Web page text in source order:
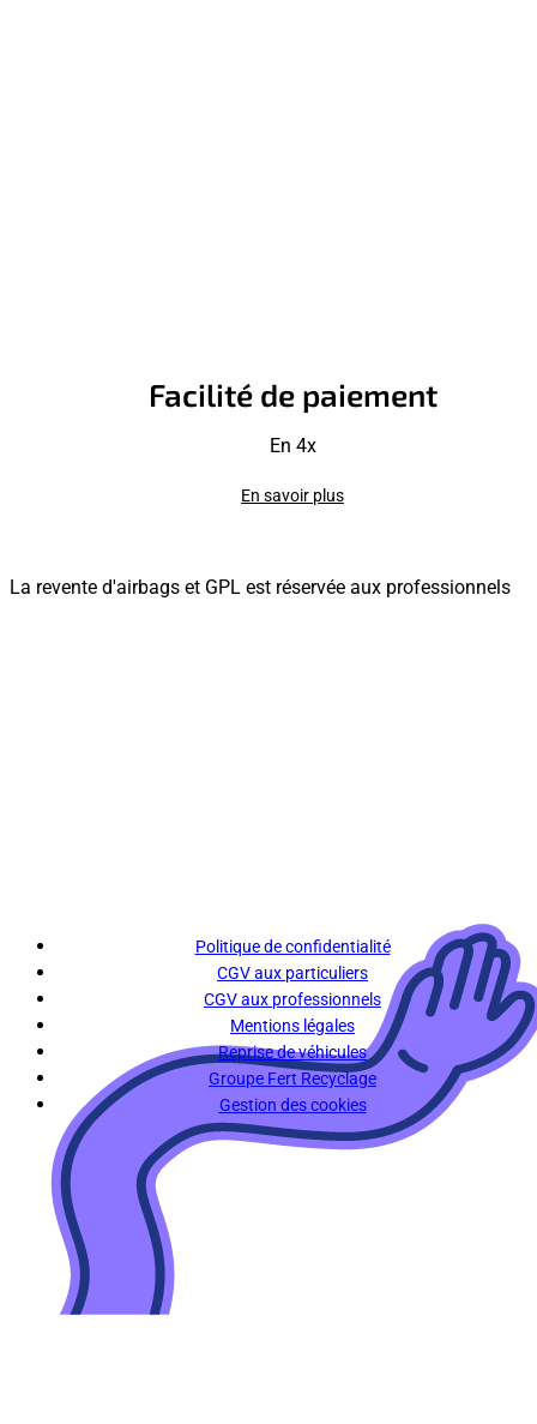
Facilité de paiement
En 4x
En savoir plus
La revente d'airbags et GPL est réservée aux professionnels
Politique de confidentialité
CGV aux particuliers
CGV aux professionnels
Mentions légales
Reprise de véhicules
Groupe Fert Recyclage
Gestion des cookies